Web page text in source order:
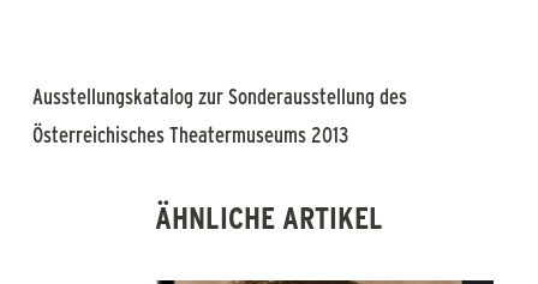
Ausstellungskatalog zur Sonderausstellung des
Österreichisches Theatermuseums 2013
ÄHNLICHE ARTIKEL